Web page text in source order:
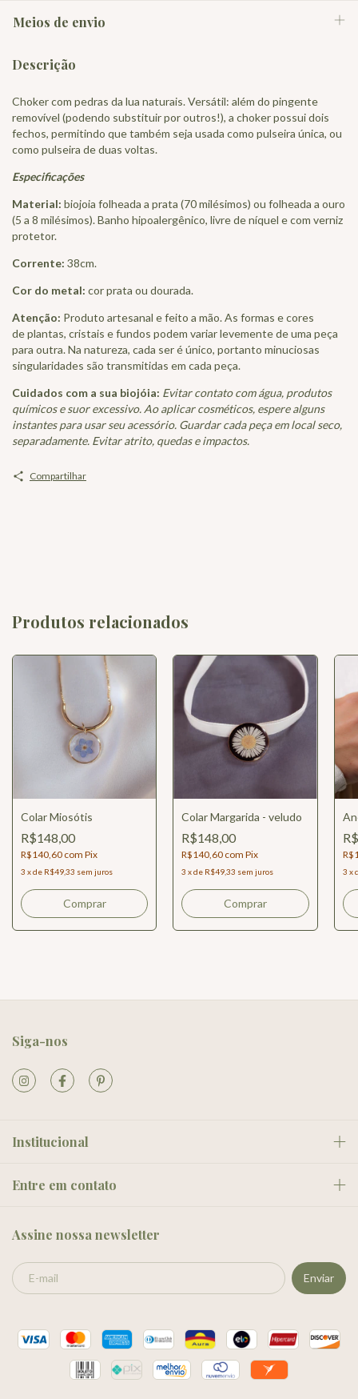
Meios de envio
Descrição
Choker com pedras da lua naturais. Versátil: além do pingente
removível (podendo substituir por outros!), a choker possui dois
fechos, permitindo que também seja usada como pulseira única, ou
como pulseira de duas voltas.
Especificações
Material: biojoia folheada a prata (70 milésimos) ou folheada a ouro
(5 a 8 milésimos). Banho hipoalergênico, livre de níquel e com verniz
protetor.
Corrente: 38cm.
Cor do metal: cor prata ou dourada.
Atenção: Produto artesanal e feito a mão. As formas e cores
de plantas, cristais e fundos podem variar levemente de uma peça
para outra. Na natureza, cada ser é único, portanto minuciosas
singularidades são transmitidas em cada peça.
Cuidados com a sua biojóia: Evitar contato com água, produtos
químicos e suor excessivo. Ao aplicar cosméticos, espere alguns
instantes para usar seu acessório. Guardar cada peça em local seco,
separadamente. Evitar atrito, quedas e impactos.
Compartilhar
Produtos relacionados
Colar Miosótis
R$148,00
R$140,60 com Pix
3 xde R$49,33 sem juros
Comprar
Colar Margarida - veludo
R$148,00
R$140,60 com Pix
3 xde R$49,33 sem juros
Comprar
3 x
Siga-nos
Institucional
Entre em contato
Assine nossa newsletter